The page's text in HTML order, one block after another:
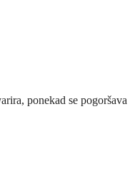
ponekad se pogoršava